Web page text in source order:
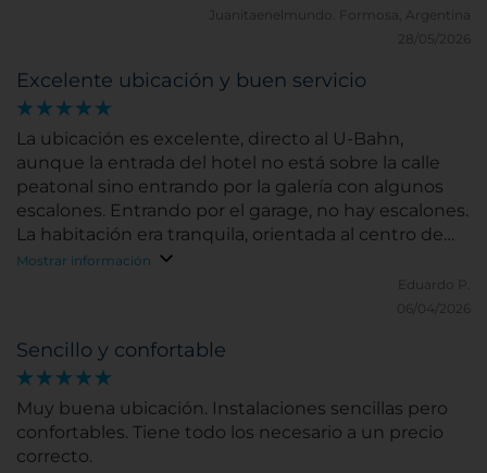
Juanitaenelmundo.
Formosa, Argentina
28/05/2026
Excelente ubicación y buen servicio
La ubicación es excelente, directo al U-Bahn,
aunque la entrada del hotel no está sobre la calle
peatonal sino entrando por la galería con algunos
escalones. Entrando por el garage, no hay escalones.
La habitación era tranquila, orientada al centro de
manzana. Lo único que hay que tener cuidado es
bañadera un poco alta y angosta. Sugiero averiguar
mayores.
Mostrar información
Eduardo P.
06/04/2026
Sencillo y confortable
Muy buena ubicación. Instalaciones sencillas pero
confortables. Tiene todo los necesario a un precio
correcto.